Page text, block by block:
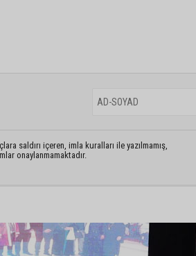
saldırı içeren, imla kuralları ile yazılmamış,
onaylanmamaktadır.